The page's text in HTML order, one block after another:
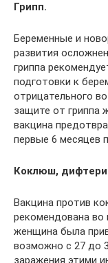
Грипп.
Беременные и
развития
гриппа
подготовки к
отрицательного
защите от гриппа
вакцина
первые 6 месяцев
Коклюш,
Вакцина против
рекомендована во
женщина была
возможно с 27 до
заражения этими